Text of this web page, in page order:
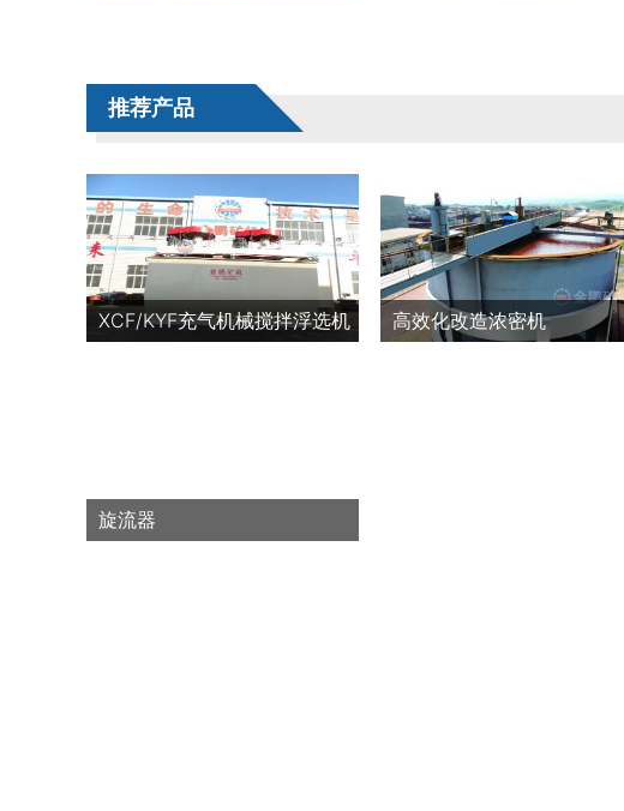
推荐产品
XCF/KYF充气机械搅拌浮选机 高效化改造浓密机
旋流器